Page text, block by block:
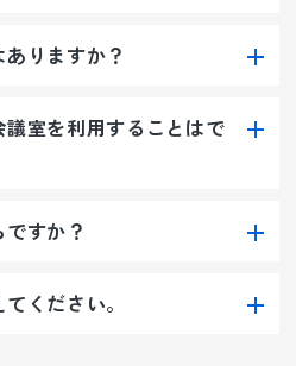
りますか？
室を利用することはで
すか？
ください。